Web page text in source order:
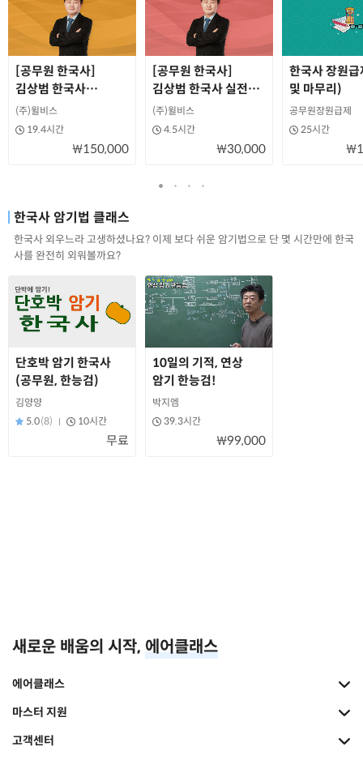
[공무원 한국사]
김상범 한국사
기출분석&문제풀이
(주)윌비스
19.4시간
₩150,000
[공무원 한국사]
김상범 한국사 실전
ONE DAY (붕당의
역사) 테마특강
(주)윌비스
4.5시간
₩30,000
한국사 장원
및 마무리)
공무원장원급제
25시간
한국사 암기법 클래스
한국사 외우느라 고생하셨나요? 이제 보다 쉬운 암기법으로 단 몇 시간만에 한국
사를 완전히 외워볼까요?
단호박 암기 한국사
(공무원, 한능검)
김양양
5.0(8) 10시간
무료
10일의 기적, 연상
암기 한능검!
박지엠
39.3시간
₩99,000
새로운 배움의 시작, 에어클래스
에어클래스
마스터 지원
고객센터